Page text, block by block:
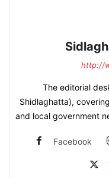
http://
The editorial
Shidlaghatta),
and local government
Facebook